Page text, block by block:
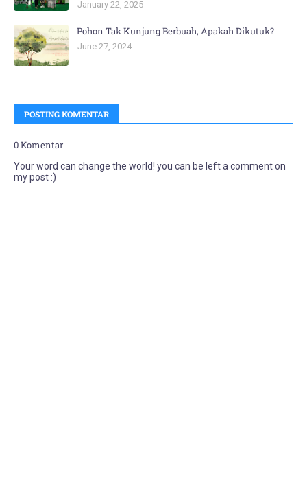
January 22, 2025
Pohon Tak Kunjung Berbuah, Apakah Dikutuk?
June 27, 2024
POSTING KOMENTAR
0 Komentar
Your word can change the world! you can be left a comment on
my post :)